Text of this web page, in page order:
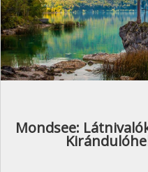
Mondsee: